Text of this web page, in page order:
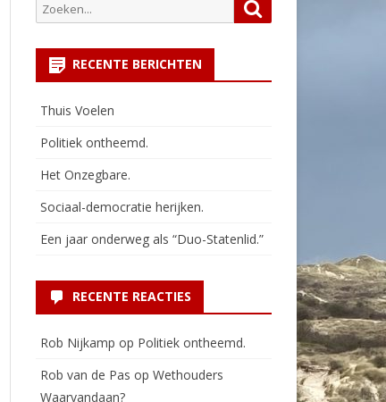
Zoeken
naar:
RECENTE BERICHTEN
Thuis Voelen
Politiek ontheemd.
Het Onzegbare.
Sociaal-democratie herijken.
Een jaar onderweg als “Duo-Statenlid.”
RECENTE REACTIES
Rob Nijkamp op Politiek ontheemd.
Rob van de Pas op Wethouders
Waarvandaan?